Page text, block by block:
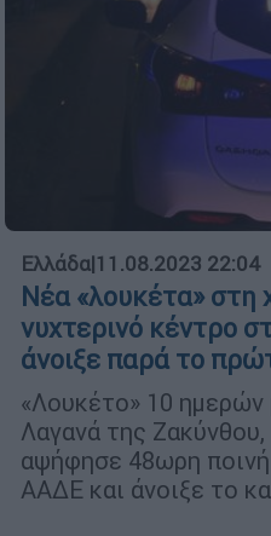
Ελλάδα|11.08.2023 22:04
Νέα «λουκέτα»
νυχτερινό κέντρο
άνοιξε παρά το
«Λουκέτο» 10
Λαγανά της
αψήφησε 48ωρη ποινή
ΑΑΔΕ και άνοιξε το